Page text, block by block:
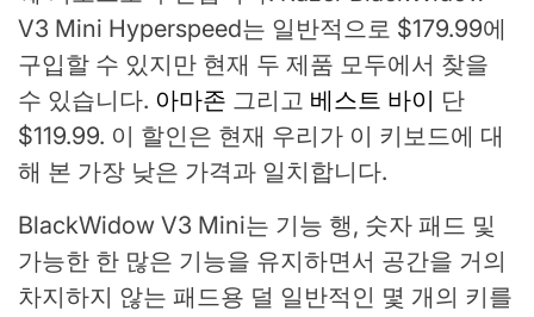
V3 Mini Hyperspeed는 일반적으로 $179.99에
구입할 수 있지만 현재 두 제품 모두에서 찾을
수 있습니다. 아마존 그리고 베스트 바이 단
$119.99. 이 할인은 현재 우리가 이 키보드에 대
해 본 가장 낮은 가격과 일치합니다.
BlackWidow V3 Mini는 기능 행, 숫자 패드 및
가능한 한 많은 기능을 유지하면서 공간을 거의
차지하지 않는 패드용 덜 일반적인 몇 개의 키를